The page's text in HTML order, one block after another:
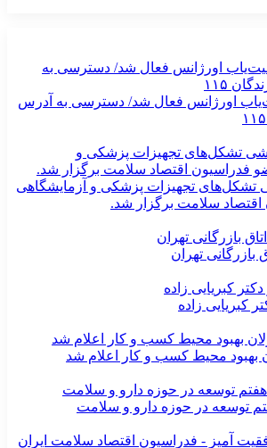
اورژانس فعال شد/ دسترسی به آدرس
تشکل‌های تجهیزات پزشکی و آزمایشگاهی
سلامت برگزار شد.
بازرگانی تهران
کبریایی زاده
بهبود محیط کسب و کار اعلام شد
توسعه در حوزه دارو و سلامت